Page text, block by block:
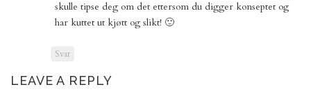
skulle tipse deg om det ettersom du digger konseptet og
har kuttet ut kjøtt og slikt! 🙂
Svar
LEAVE A REPLY